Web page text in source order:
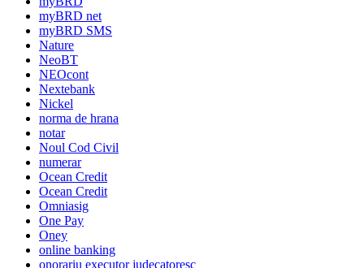
myBRD net
myBRD SMS
Nature
NeoBT
NEOcont
Nextebank
Nickel
norma de hrana
notar
Noul Cod Civil
numerar
Ocean Credit
Ocean Credit
Omniasig
One Pay
Oney
online banking
onorariu executor judecatoresc